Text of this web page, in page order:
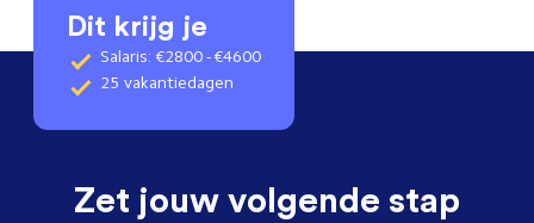
Dit krijg je
Salaris: €2800 - €4600
25 vakantiedagen
Zet jouw volgende stap